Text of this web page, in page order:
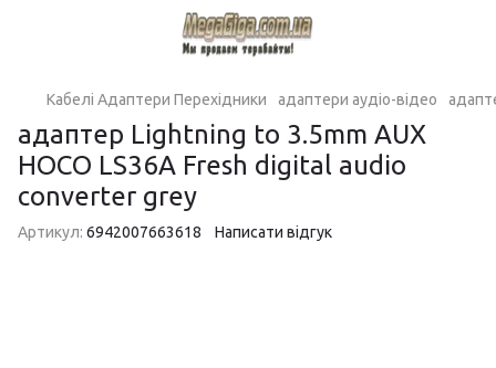
Кабелі Адаптери Перехідники адаптери аудіо-відео
адаптер Lightning to 3.5mm AUX
HOCO LS36A Fresh digital audio
converter grey
Артикул: 6942007663618 Написати відгук